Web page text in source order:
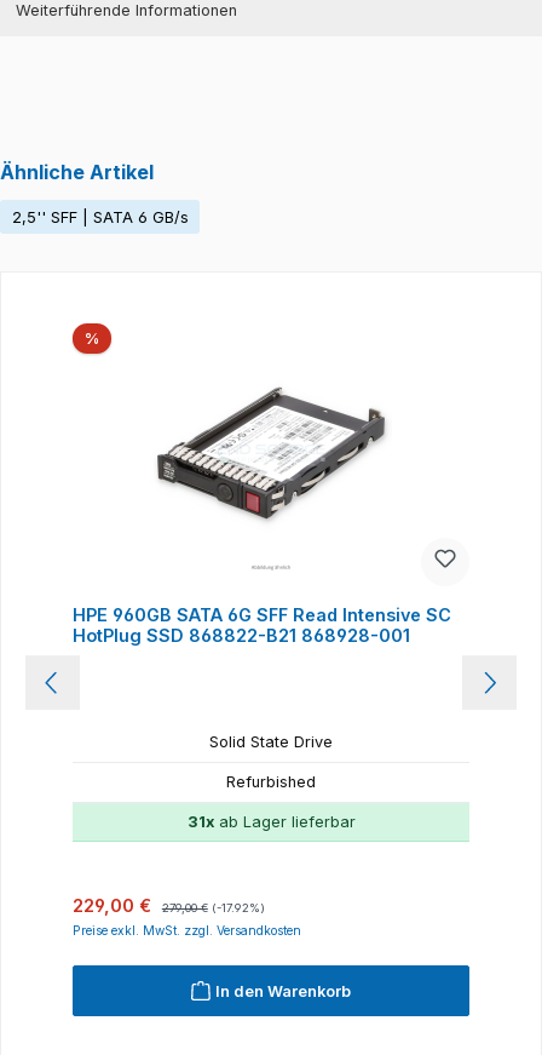
Weiterführende Informationen
Ähnliche Artikel
2,5'' SFF | SATA 6 GB/s
%Rabatt
HPE 960GB SATA 6G SFF Read Intensive SC
HotPlug SSD 868822-B21 868928-001
Solid State Drive
Refurbished
31xab Lager lieferbar
Verkaufspreis:
229,00 € 279,00 € (-17.92%)
Preise exkl. MwSt. zzgl. Versandkosten
In den Warenkorb